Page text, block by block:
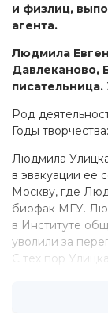
и физлиц,
агента.
Людмила
Давлеканово,
Род
Годы
Людмила
в эвакуации ее
Москву, где
биофак МГУ.
в Институте
уволили за
С тех пор
работала